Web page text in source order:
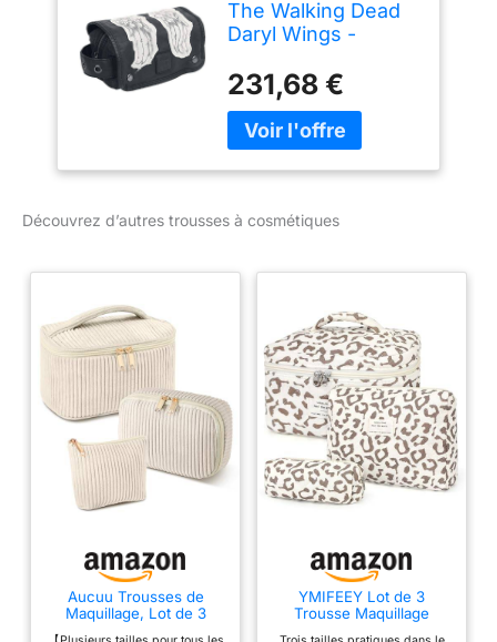
The Walking Dead
Daryl Wings -
Cosmétiques
Standard
231,68 €
Découvrez d’autres trousses à cosmétiques
Aucuu Trousses de
Maquillage, Lot de 3
Trousse Maquillage en
YMIFEEY Lot de 3
Trousse Maquillage